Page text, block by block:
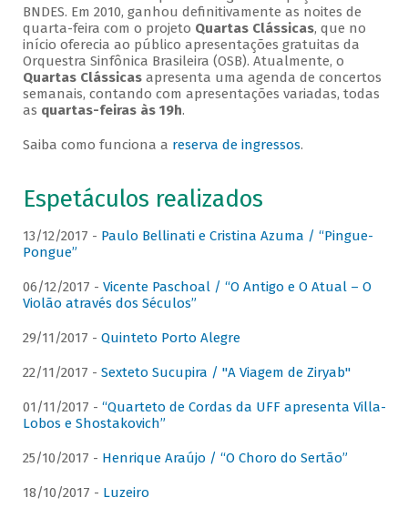
BNDES. Em 2010, ganhou definitivamente as noites de
quarta-feira com o projeto Quartas Clássicas, que no
início oferecia ao público apresentações gratuitas da
Orquestra Sinfônica Brasileira (OSB). Atualmente, o
Quartas Clássicasapresenta uma agenda de concertos
semanais, contando com apresentações variadas, todas
as quartas-feiras às 19h.
Saiba como funciona a reserva de ingressos.
Espetáculos realizados
13/12/2017 - Paulo Bellinati e Cristina Azuma / “Pingue-
Pongue”
06/12/2017 - Vicente Paschoal / “O Antigo e O Atual – O
Violão através dos Séculos”
29/11/2017 - Quinteto Porto Alegre
22/11/2017 - Sexteto Sucupira / "A Viagem de Ziryab"
01/11/2017 - “Quarteto de Cordas da UFF apresenta Villa-
Lobos e Shostakovich”
25/10/2017 - Henrique Araújo / “O Choro do Sertão”
18/10/2017 - Luzeiro